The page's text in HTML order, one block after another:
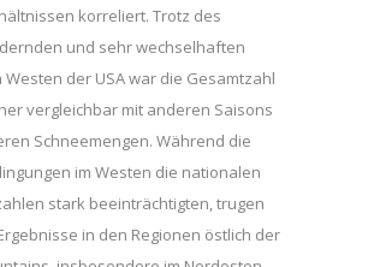
korreliert. Trotz des
und sehr wechselhaften
Westen der USA war die Gesamtzahl
vergleichbar mit anderen Saisons
Schneemengen. Während die
im Westen die nationalen
stark beeinträchtigten, trugen
in den Regionen östlich der